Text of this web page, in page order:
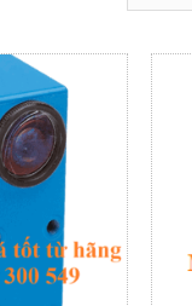
sắp
theo
mới
nhất